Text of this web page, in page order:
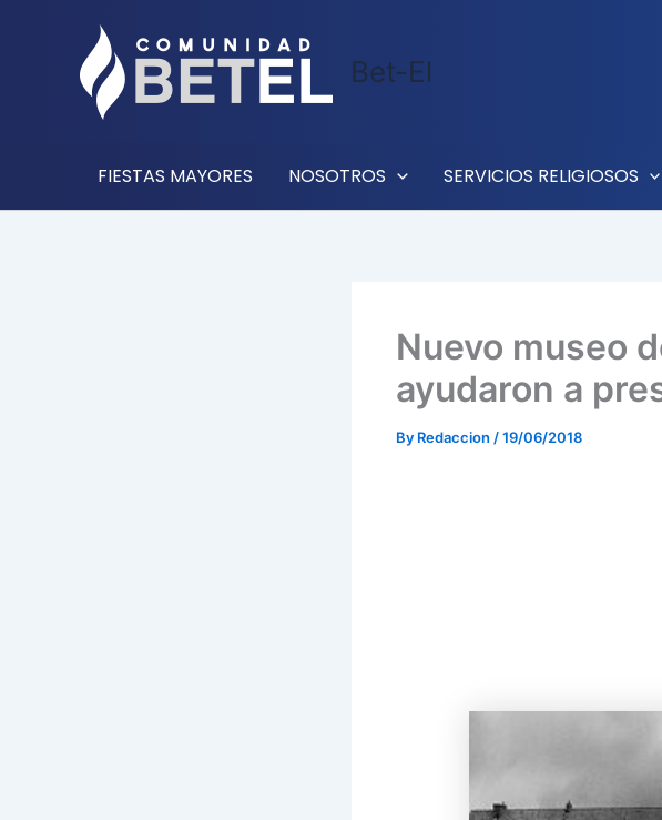
Bet-El
FIESTAS MAYORES NOSOTROS SERVICIOS RELIGIOSOS
Nuevo museo
ayudaron a
By Redaccion /19/06/2018